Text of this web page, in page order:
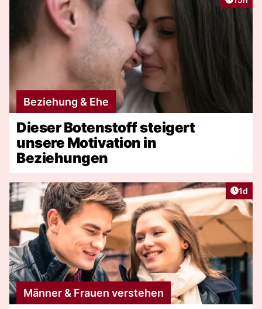
Beziehung & Ehe
Dieser Botenstoff steigert
unsere Motivation in
Beziehungen
1d
Männer & Frauen verstehen